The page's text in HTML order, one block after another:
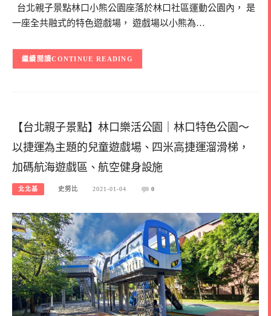
台北親子景點林口小熊公園座落於林口社區運動公園內， 是
一座全共融式的特色遊戲場， 遊戲場以小熊為…
CONTINUE READING
【台北親子景點】林口樂活公園｜林口特色公園～
以捷運為主題的兒童遊戲場、四米高捷運溜滑梯，
加碼航海遊戲區、航空健身設施
北北基 史努比 2021-01-04 0